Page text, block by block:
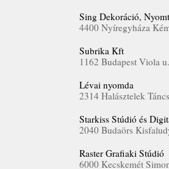
Sing Dekoráció,
4400 Nyíregyháza
Subrika Kft
1162 Budapest Viola
Lévai nyomda
2314 Halásztelek
Starkiss Stúdió és
2040 Budaörs
Raster Grafiaki Stúdió
6000 Kecskemét